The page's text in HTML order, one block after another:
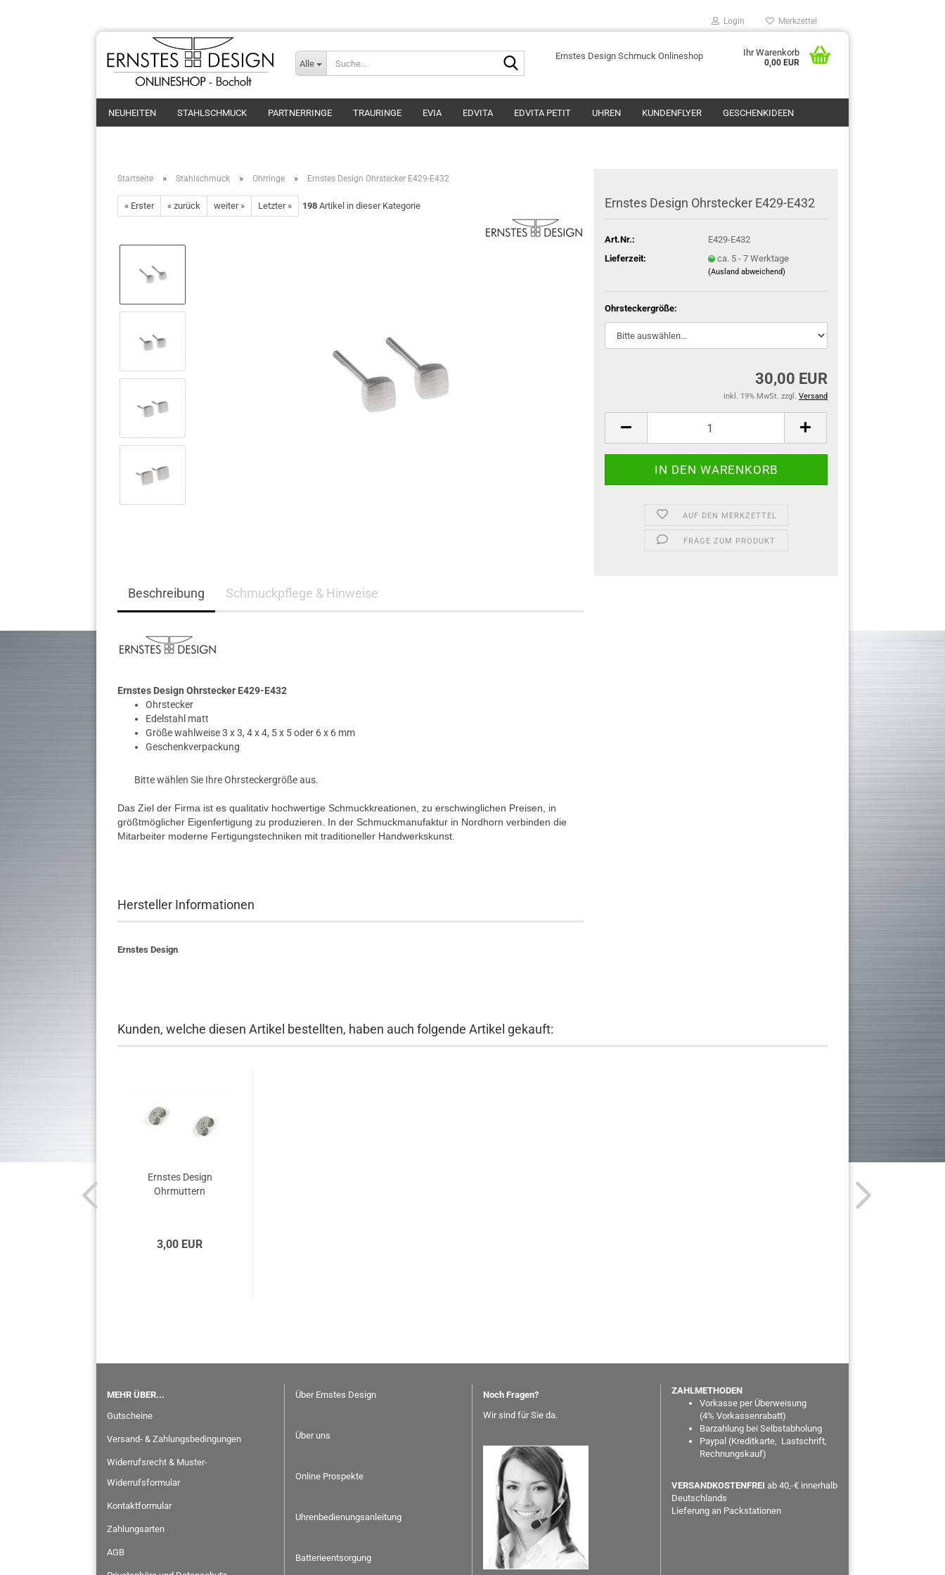
Login Merkzettel
Alle
Ernstes Design Schmuck Onlineshop Ihr Warenkorb
0,00 EUR
NEUHEITEN STAHLSCHMUCK
Armband
PARTNERRINGE TRAURINGE EVIA EDVITA EDVITA PETIT UHREN KUNDENFLYER GESCHENKIDEEN
Startseite » Stahlschmuck » Ohrringe » Ernstes Design Ohrstecker E429-E432
« Erster « zurück weiter » Letzter » 198 Artikel in dieser Kategorie Ernstes Design Ohrstecker E429-E432
Art.Nr.:
E429-E432
Lieferzeit:
ca. 5 - 7 Werktage
(Ausland abweichend)
Ohrsteckergröße:
30,00 EUR
inkl. 19% MwSt. zzgl. Versand
AUF DEN MERKZETTEL
FRAGE ZUM PRODUKT
Beschreibung Schmuckpflege & Hinweise
Ernstes Design Ohrstecker E429-E432
Ohrstecker
Edelstahl matt
Größe wahlweise 3 x 3, 4 x 4, 5 x 5 oder 6 x 6 mm
Geschenkverpackung
Bitte wählen Sie Ihre Ohrsteckergröße aus.
Das Ziel der Firma ist es qualitativ hochwertige Schmuckkreationen, zu erschwinglichen Preisen, in
größtmöglicher Eigenfertigung zu produzieren. In der Schmuckmanufaktur in Nordhorn verbinden die
Mitarbeiter moderne Fertigungstechniken mit traditioneller Handwerkskunst.
Hersteller Informationen
Ernstes Design
Kunden, welche diesen Artikel bestellten, haben auch folgende Artikel gekauft:
Ernstes Design
Ohrmuttern
3,00 EUR
MEHR ÜBER...
Gutscheine
Versand- & Zahlungsbedingungen
Widerrufsrecht & Muster-
Widerrufsformular
Kontaktformular
Zahlungsarten
AGB
Über Ernstes Design
Über uns
Online Prospekte
Uhrenbedienungsanleitung
Batterieentsorgung
Noch Fragen?
Wir sind für Sie da.
ZAHLMETHODEN
Vorkasse per Überweisung
(4% Vorkassenrabatt)
Barzahlung bei Selbstabholung
Paypal (Kreditkarte, Lastschrift,
Rechnungskauf)
VERSANDKOSTENFREI ab 40,-€ innerhalb
Deutschlands
Lieferung an Packstationen